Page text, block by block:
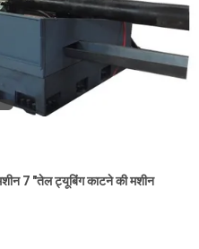
7 "तेल ट्यूबिंग काटने की मशीन